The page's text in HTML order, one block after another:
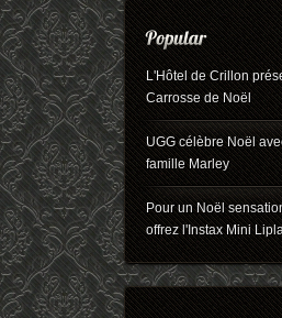
L'Hôtel de Crillon
Carrosse de Noël
UGG célèbre Noël
famille Marley
Pour un Noël
offrez l'Instax Mini